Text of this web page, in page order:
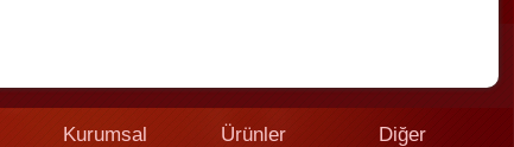
Diğer
Ürünler
Kurumsal